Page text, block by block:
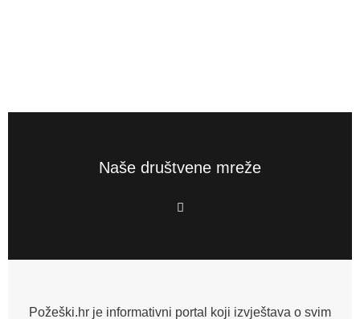
Naše društvene mreže
F
a
o
f
Požeški.hr je informativni portal koji izvještava o svim